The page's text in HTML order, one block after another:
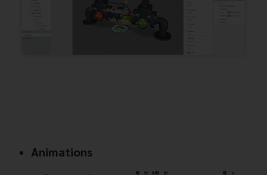
Animations